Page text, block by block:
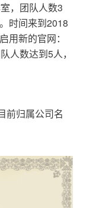
，团队人数3
时间来到2018
用新的官网：
人数达到5人，
前归属公司名